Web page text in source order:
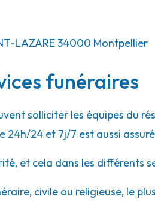
LAZARE34000 Montpellier
funéraires
solliciter les équipes du
24 et 7j/7 est aussi
et cela dans les différents
civile ou religieuse, le